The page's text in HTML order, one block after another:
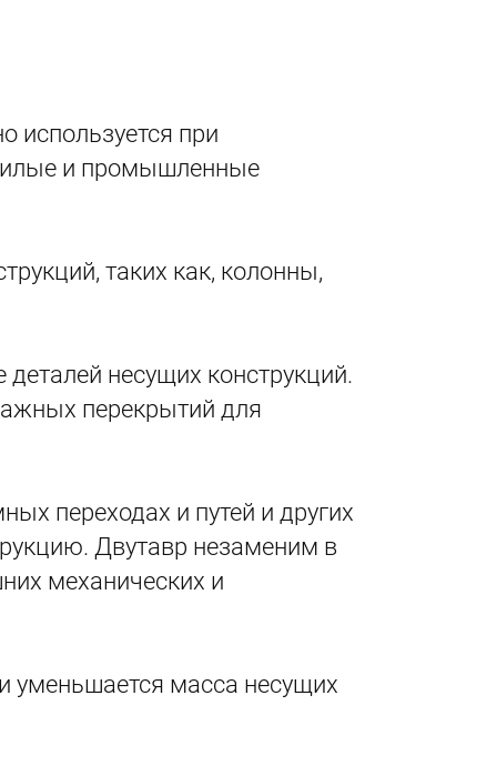
используется при
и промышленные
таких как, колонны,
несущих конструкций.
перекрытий для
переходах и путей и других
Двутавр незаменим в
механических и
уменьшается масса несущих